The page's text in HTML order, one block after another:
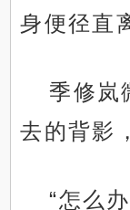
身便径直
季修岚
去的背影
“怎么